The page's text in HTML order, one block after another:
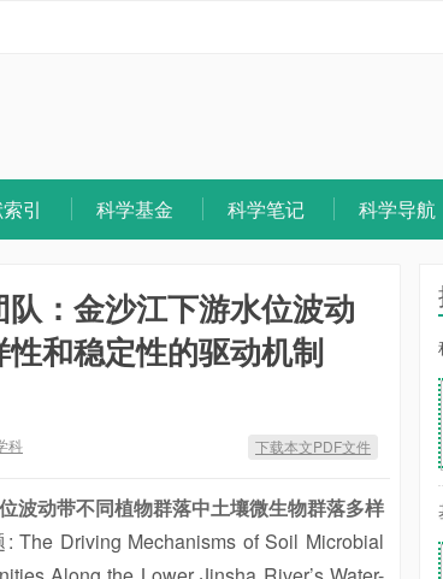
引 科学基金 科学笔记 科学导航
：金沙江下游水位波动
和稳定性的驱动机制
科 下载本文PDF文件
波动带不同植物群落中土壤微生物群落多样
The Driving Mechanisms of Soil Microbial